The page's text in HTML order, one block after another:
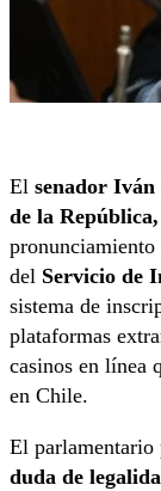
El senador Iván
de la
del Servicio de
sistema de
plataformas
casinos en línea
en Chile.
El parlamentario
duda de